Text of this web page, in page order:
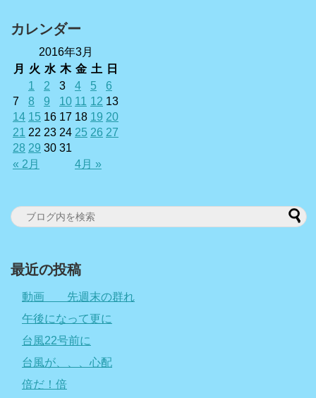
カレンダー
2016年3月
月
火 水 木 金 土 日
« 2月 4月 »
1 2 3 4 5
6
7
8 9 10 11 12 13
14 15 16 17 18 19 20
21 22 23 24 25 26 27
28 29 30 31
最近の投稿
動画 先週末の群れ
午後になって更に
台風22号前に
台風が、、、心配
倍だ！倍